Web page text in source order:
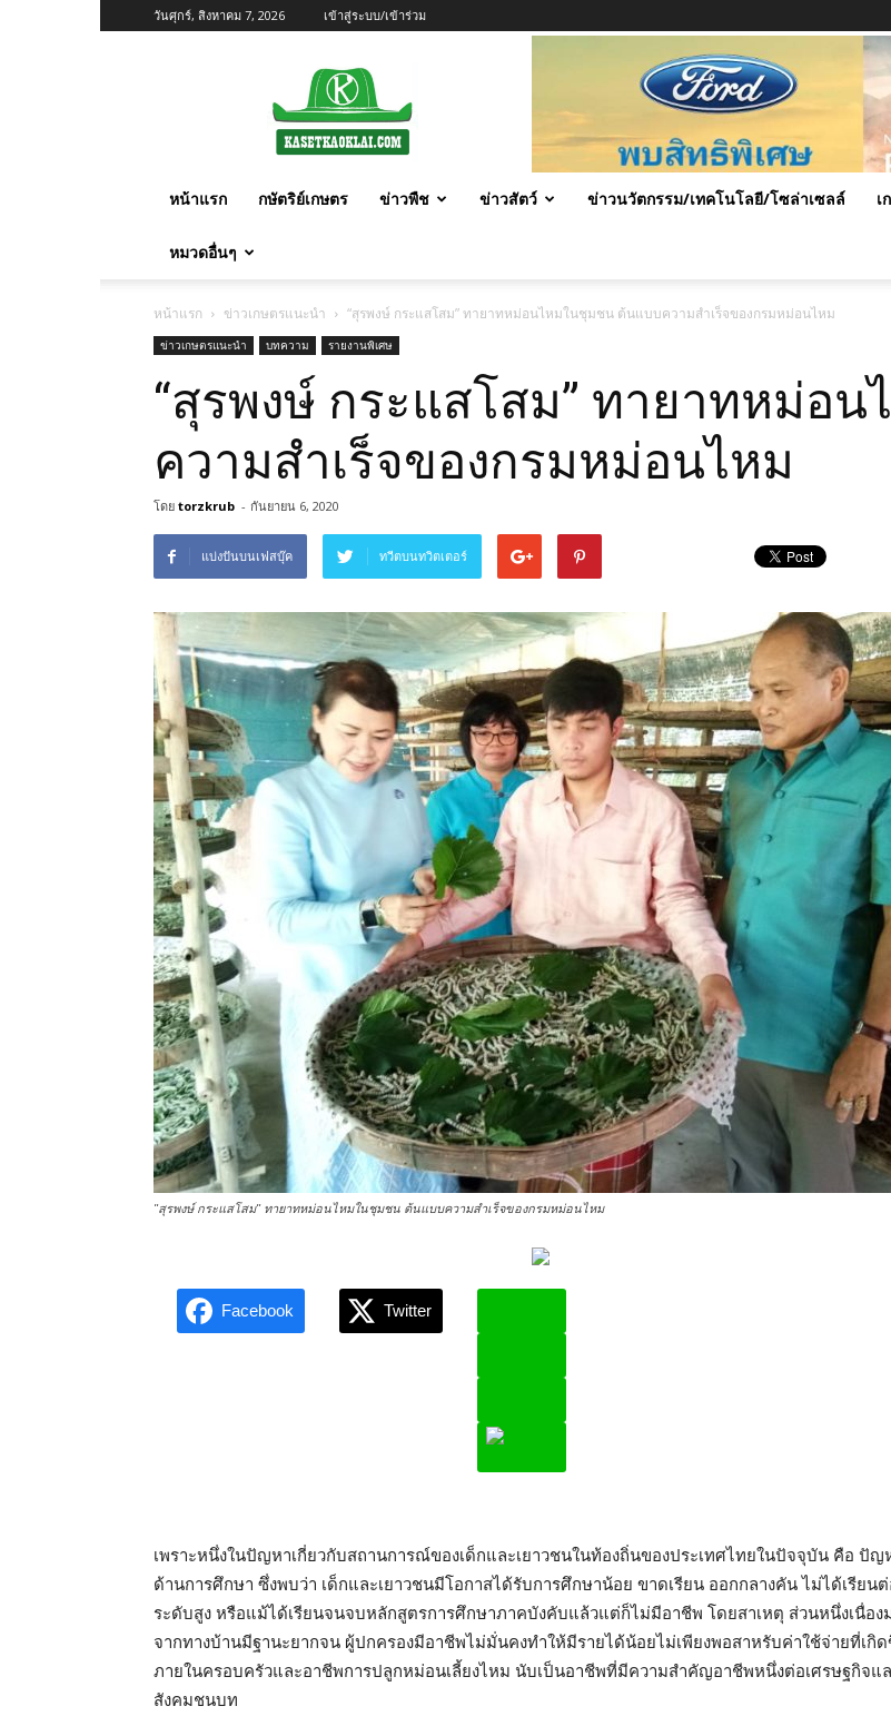
วันศุกร์, สิงหาคม 7, 2026 เข้าสู่ระบบ/เข้าร่วม
หน้าแรก กษัตริย์เกษตร ข่าวพืช ข่าวสัตว์ ข่าวนวัตกรรม/เทคโนโลยี/โซล่าเซลล์ เ
หมวดอื่นๆ
หน้าแรก ข่าวเกษตรแนะนำ “สุรพงษ์ กระแสโสม” ทายาทหม่อนไหมในชุมชน ต้นแบบความสำเร็จของกรมหม่อนไหม
ข่าวเกษตรแนะนำ บทความ รายงานพิเศษ
“สุรพงษ์ กระแสโสม” ทายาทหม่อ
ความสำเร็จของกรมหม่อนไหม
โดย torzkrub - กันยายน 6, 2020
แบ่งปันบนเฟสบุ๊ค ทวีตบนทวิตเตอร์
"สุรพงษ์ กระแสโสม" ทายาทหม่อนไหมในชุมชน ต้นแบบความสำเร็จของกรมหม่อนไหม
Facebook Twitter
เพราะหนึ่งในปัญหาเกี่ยวกับสถานการณ์ของเด็กและเยาวชนในท้องถิ่นของประเทศไทยในปัจจุบัน คือ ปัญ
ด้านการศึกษา ซึ่งพบว่า เด็กและเยาวชนมีโอกาสได้รับการศึกษาน้อย ขาดเรียน ออกกลางคัน ไม่ได้เรียน
ระดับสูง หรือแม้ได้เรียนจนจบหลักสูตรการศึกษาภาคบังคับแล้วแต่ก็ไม่มีอาชีพ โดยสาเหตุ ส่วนหนึ่งเนื่อง
จากทางบ้านมีฐานะยากจน ผู้ปกครองมีอาชีพไม่มั่นคงทำให้มีรายได้น้อยไม่เพียงพอสาหรับค่าใช้จ่ายที่เกิ
ภายในครอบครัวและอาชีพการปลูกหม่อนเลี้ยงไหม นับเป็นอาชีพที่มีความสำคัญอาชีพหนึ่งต่อเศรษฐกิจแ
สังคมชนบท